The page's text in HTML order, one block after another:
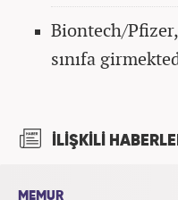
Biontech/
sınıfa
İLİŞKİLİ
MEMUR